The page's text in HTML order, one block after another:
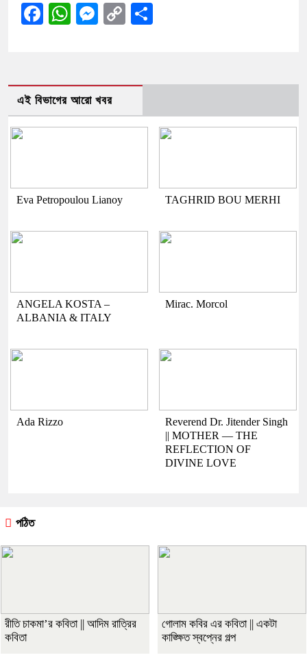
Facebook
WhatsApp
Messenger
Copy
এই বিভাগের আরো খবর
Eva Petropoulou Lianoy TAGHRID BOU MERHI
ANGELA KOSTA –
ALBANIA & ITALY
Mirac. Morcol
Ada Rizzo
Reverend Dr. Jitender Singh
|| MOTHER — THE
REFLECTION OF
DIVINE LOVE
পঠিত
রীতি চাকমা’র কবিতা || আদিম রাত্রির
কবিতা
গোলাম কবির এর কবিতা || একটা
কাঙ্ক্ষিত স্বপ্নের গল্প